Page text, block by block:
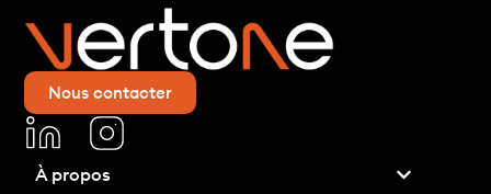
Nous contacter
À propos